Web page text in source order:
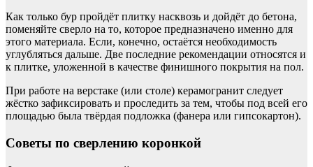
Как только бур пройдёт плитку насквозь и дойдёт до бетона,
поменяйте сверло на то, которое предназначено именно для
этого материала. Если, конечно, остаётся необходимость
углубляться дальше. Две последние рекомендации относятся и
к плитке, уложенной в качестве финишного покрытия на пол.
При работе на верстаке (или столе) керамогранит следует
жёстко зафиксировать и проследить за тем, чтобы под всей его
площадью была твёрдая подложка (фанера или гипсокартон).
Советы по сверлению коронкой